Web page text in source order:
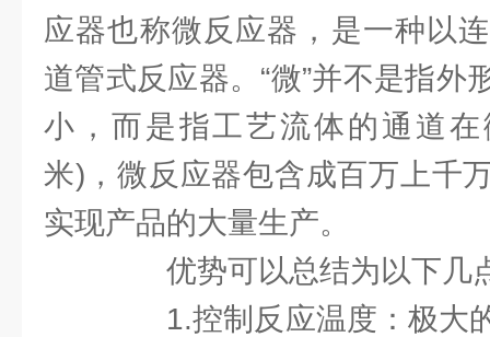
应器也称微反应器，是一种以
道管式反应器。“微”并不是指外
小，而是指工艺流体的通道在
米)，微反应器包含成百万上千
实现产品的大量生产。
优势可以总结为以下几
1.控制反应温度：极大